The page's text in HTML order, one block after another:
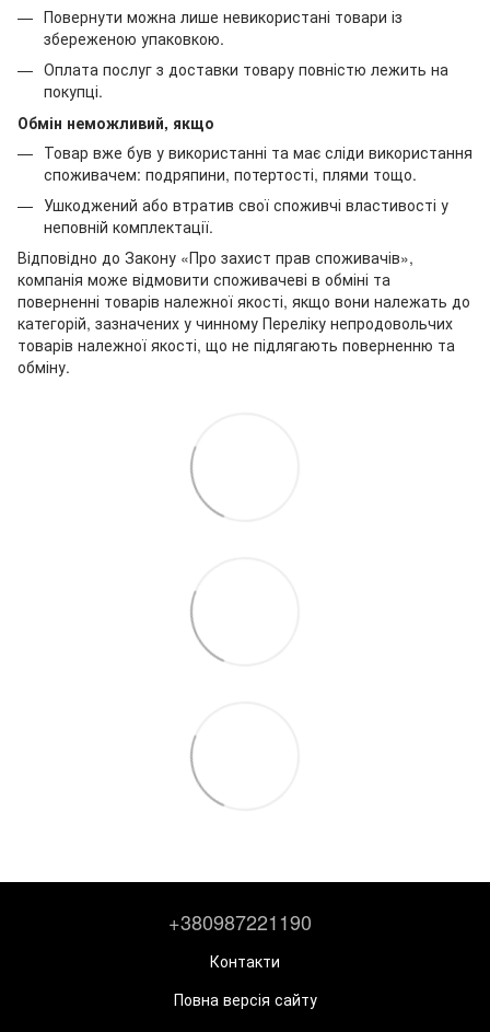
Повернути можна лише невикористані товари із
збереженою упаковкою.
Оплата послуг з доставки товару повністю лежить на
покупці.
Обмін неможливий, якщо
Товар вже був у використанні та має сліди використання
споживачем: подряпини, потертості, плями тощо.
Ушкоджений або втратив свої споживчі властивості у
неповній комплектації.
Відповідно до Закону «Про захист прав споживачів»,
компанія може відмовити споживачеві в обміні та
поверненні товарів належної якості, якщо вони належать до
категорій, зазначених у чинному Переліку непродовольчих
товарів належної якості, що не підлягають поверненню та
обміну.
+380987221190
Контакти
Повна версія сайту